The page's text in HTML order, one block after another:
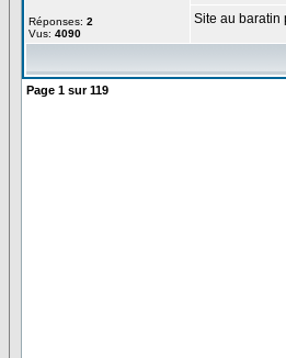
Réponses: 2
Vus: 4090
Site au baratin
Page 1 sur119